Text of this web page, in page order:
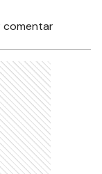
comentar